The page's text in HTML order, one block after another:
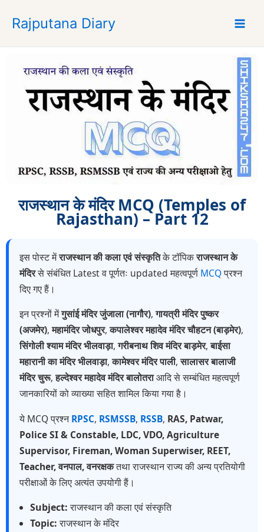
p
Rajputana Diary
राजस्थान के मंदिर MCQ (Temples of
Rajasthan) – Part 12
इस पोस्ट मेंराजस्थान की कला एवं संस्कृतिके टॉपिकराजस्थान के
मंदिरसे संबंधित Latest व पूर्णतः updated महत्वपूर्ण MCQप्रश्न
दिए गए हैं।
इन प्रश्नों मेंगुसांई मंदिर जुंजाला (नागौर),गायत्री मंदिर पुष्कर
(अजमेर),महामंदिर जोधपुर,कपालेश्वर महादेव मंदिर चौहटन (बाड़मेर),
सिंगोली श्याम मंदिर भीलवाड़ा,गरीबनाथ शिव मंदिर बाड़मेर,बाईसा
महारानी का मंदिर भीलवाड़ा,कामेश्वर मंदिर पाली,सालासर बालाजी
मंदिर चुरू,हल्देश्वर महादेव मंदिर बालोतराआदि से सम्बंधित महत्वपूर्ण
जानकारियों को व्याख्या सहित शामिल किया गया है।
ये MCQ प्रश्नRPSC, RSMSSB, RSSB, RAS, Patwar,
Police SI & Constable, LDC, VDO, Agriculture
Supervisor, Fireman, Woman Superwiser, REET,
Teacher, वनपाल, वनरक्षकतथा राजस्थान राज्य की अन्य प्रतियोगी
परीक्षाओं के लिए अत्यंत उपयोगी हैं।
Subject:राजस्थान की कला एवं संस्कृति
Topic:राजस्थान के मंदिर